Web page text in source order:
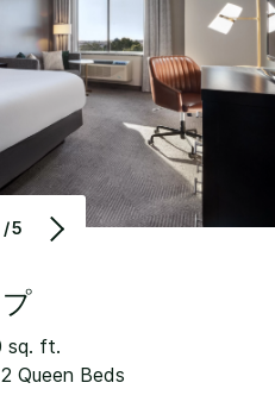
5
sq. ft.
Queen Beds